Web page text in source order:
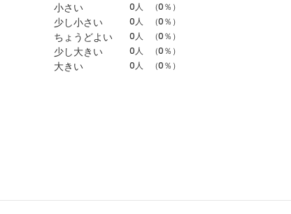
小さい
0人 （0％）
少し小さい 0人 （0％）
ちょうどよい 0人 （0％）
少し大きい 0人 （0％）
大きい 0人 （0％）